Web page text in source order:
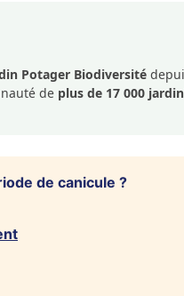
Potager Biodiversité
de plus de 17 000
de canicule ?